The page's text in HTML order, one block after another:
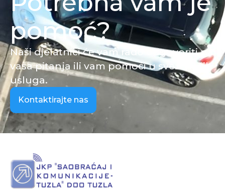
pomoć?
Naši djelatnici će vam rado odgovoriti na
vaša pitanja ili vam pomoći u svezi naših
usluga.
Kontaktirajte nas